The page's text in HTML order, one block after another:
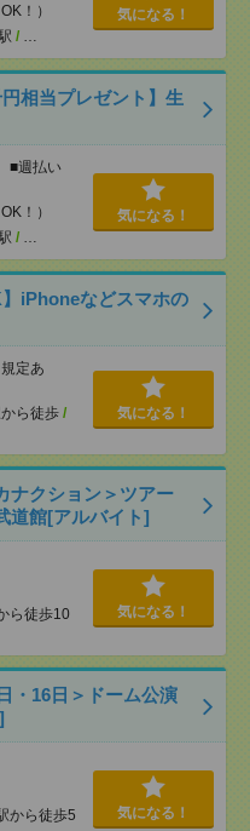
！）
/ …
気になる！
相当プレゼント】生
■週払い
！）
/ …
気になる！
】iPhoneなどスマホの
定あ
ら徒歩 /
気になる！
ナクション＞ツアー
道館[アルバイト]
ら徒歩10
気になる！
・16日＞ドーム公演
から徒歩5
気になる！